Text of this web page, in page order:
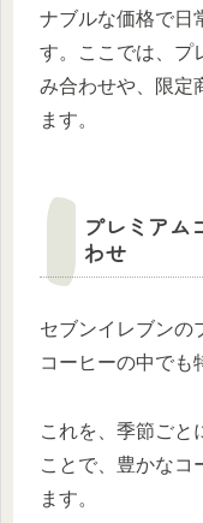
ナブルな価格で日
す。ここでは、プ
み合わせや、限定
ます。
プレミアム
わせ
セブンイレブンの
コーヒーの中でも
これを、季節ごと
ことで、豊かなコ
ます。